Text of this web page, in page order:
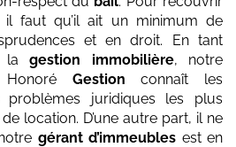
il faut qu’il ait un minimum de
et en droit. En tant
lagestion immobilière, notre
Honoré Gestion connaît les
juridiques les plus
location. D’une autre part, il ne
gérant d’immeubles est en